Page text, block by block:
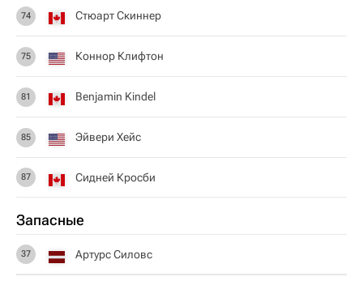
74 Стюарт Скиннер
75 Коннор Клифтон
81 Benjamin Kindel
85 Эйвери Хейс
87 Сидней Кросби
Запасные
37 Артурс Силовс